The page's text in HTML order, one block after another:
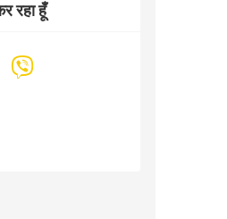
रहा हूँ